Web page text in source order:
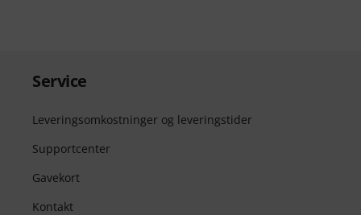
Service
Leveringsomkostninger og leveringstider
Supportcenter
Gavekort
Kontakt